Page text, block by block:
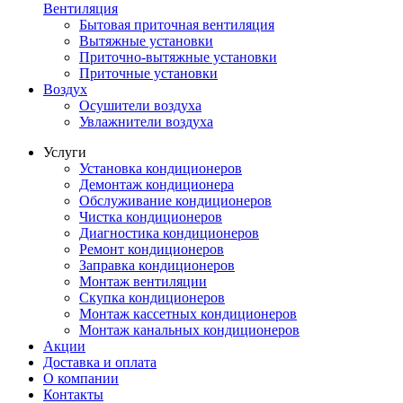
Вентиляция
Бытовая приточная вентиляция
Вытяжные установки
Приточно-вытяжные установки
Приточные установки
Воздух
Осушители воздуха
Увлажнители воздуха
Услуги
Установка кондиционеров
Демонтаж кондиционера
Обслуживание кондиционеров
Чистка кондиционеров
Диагностика кондиционеров
Ремонт кондиционеров
Заправка кондиционеров
Монтаж вентиляции
Скупка кондиционеров
Монтаж кассетных кондиционеров
Монтаж канальных кондиционеров
Акции
Доставка и оплата
О компании
Контакты